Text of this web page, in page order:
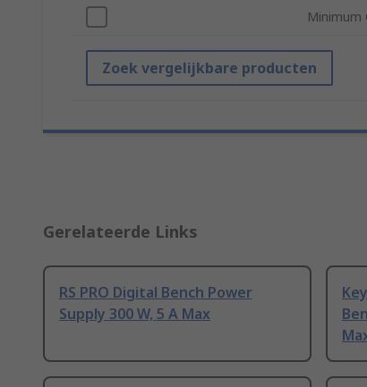
Minimum
Zoek vergelijkbare producten
Gerelateerde Links
RS PRO Digital Bench Power
Supply 300 W, 5 A Max